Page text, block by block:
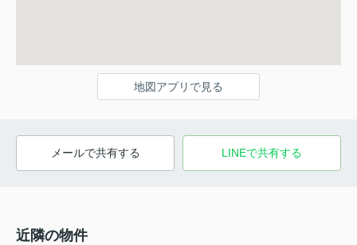
地図アプリで見る
メールで共有する LINEで共有する
近隣の物件